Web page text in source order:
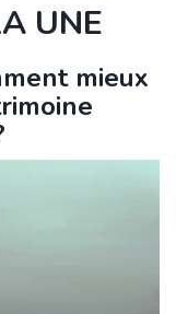
UNE
mieux